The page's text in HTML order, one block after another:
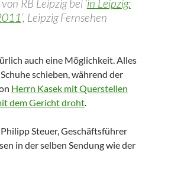
RB Leipzig bei ‘in Leipzig:
‘, Leipzig Fernsehen
auch eine Möglichkeit. Alles
schieben, während der
Herrn Kasek mit Querstellen
dem Gericht droht.
Steuer, Geschäftsführer
in der selben Sendung wie der